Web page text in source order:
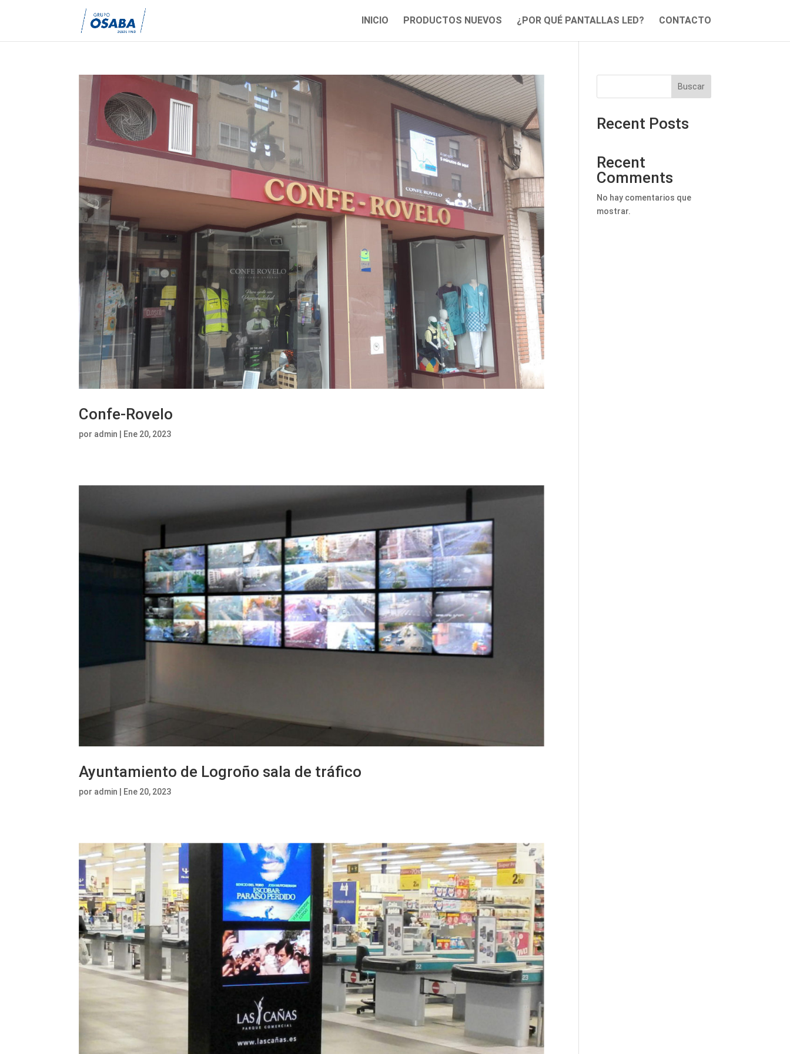
INICIO PRODUCTOS NUEVOS ¿POR QUÉ PANTALLAS LED? CONTACTO
Confe-Rovelo
por admin Ene 20, 2023
Ayuntamiento de Logroño sala de tráfico
por admin Ene 20, 2023
Buscar
Recent Posts
Recent
Comments
No hay comentarios que
mostrar.